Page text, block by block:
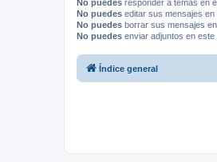
No puedes responder a temas en
No puedes editar sus mensajes
No puedes borrar sus mensajes
No puedes enviar adjuntos en este
Índice general